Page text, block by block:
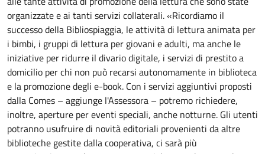
organizzate e ai tanti servizi collaterali. «Ricordiamo il
successo della Bibliospiaggia, le attività di lettura animata per
i bimbi, i gruppi di lettura per giovani e adulti, ma anche le
iniziative per ridurre il divario digitale, i servizi di prestito a
domicilio per chi non può recarsi autonomamente in biblioteca
e la promozione degli e-book. Con i servizi aggiuntivi proposti
dalla Comes – aggiunge l'Assessora – potremo richiedere,
inoltre, aperture per eventi speciali, anche notturne. Gli utenti
potranno usufruire di novità editoriali provenienti da altre
biblioteche gestite dalla cooperativa, ci sarà più